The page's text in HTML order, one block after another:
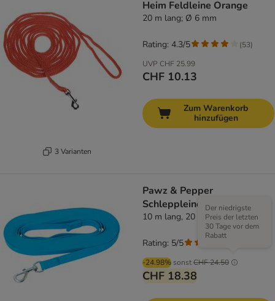
3 Varianten
Heim Feldleine Orange
20 m lang; Ø 6 mm
UVP CHF 25.99
CHF 10.13
Rating: 4.3/5 (53)
Zum Warenkorb
hinzufügen
Pawz & Pepper
Schleppleine Strong, blau
10 m lang, 20 mm breit
-24.98% sonstCHF 24.50
Der niedrigste
Preis der letzten
30 Tage vor dem
Rabatt
CHF 18.38
Rating: 5/5